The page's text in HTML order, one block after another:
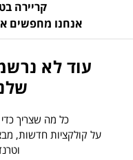
קריירה
אנחנו מחפשים
עוד לא
כל מה שצריך
על קולקציות חדשות,